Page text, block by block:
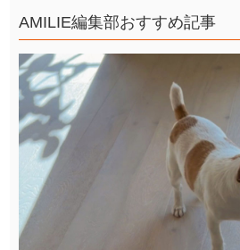
AMILIE編集部おすすめ記事